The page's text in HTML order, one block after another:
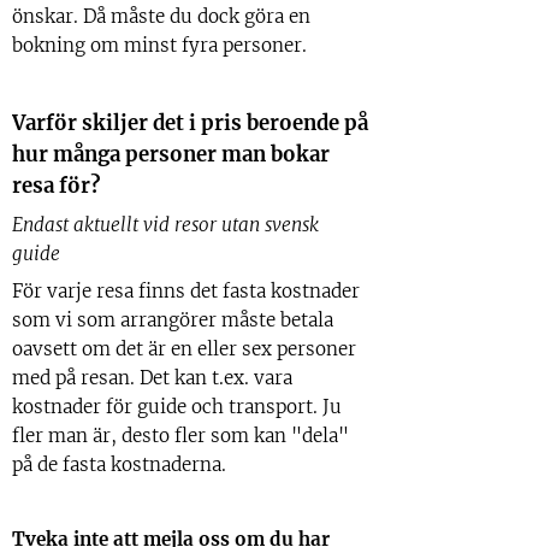
önskar. Då måste du dock göra en
bokning om minst fyra personer.
Varför skiljer det i pris beroende på
hur många personer man bokar
resa för?
Endast aktuellt vid resor utan svensk
guide
För varje resa finns det fasta kostnader
som vi som arrangörer måste betala
oavsett om det är en eller sex personer
med på resan. Det kan t.ex. vara
kostnader för guide och transport. Ju
fler man är, desto fler som kan "dela"
på de fasta kostnaderna.
Tveka inte att mejla oss om du har